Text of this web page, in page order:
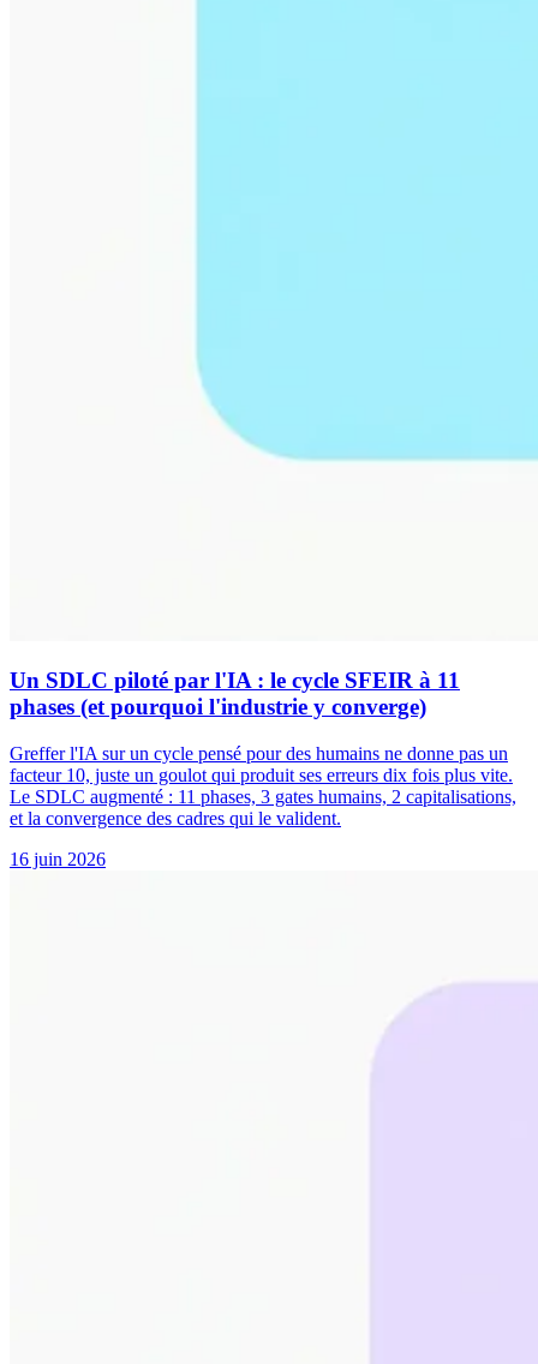
Un SDLC piloté par l'IA : le cycle SFEIR à 11
phases (et pourquoi l'industrie y converge)
Greffer l'IA sur un cycle pensé pour des humains ne donne pas un
facteur 10, juste un goulot qui produit ses erreurs dix fois plus vite.
Le SDLC augmenté : 11 phases, 3 gates humains, 2 capitalisations,
et la convergence des cadres qui le valident.
16 juin 2026